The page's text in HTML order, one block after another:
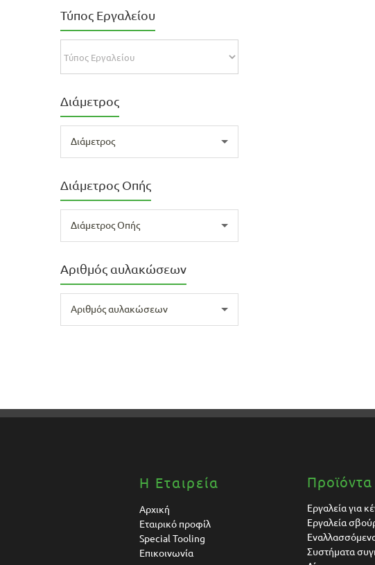
Τύπος Εργαλείου
Διάμετρος
Διάμετρος
Διάμετρος Οπής
Διάμετρος Οπής
Αριθμός αυλακώσεων
Αριθμός αυλακώσεων
Η Εταιρεία
Αρχική
Εταιρικό προφίλ
Special Tooling
Επικοινωνία
Προϊόντα
Εργαλεία για
Εργαλεία
Συστήματα